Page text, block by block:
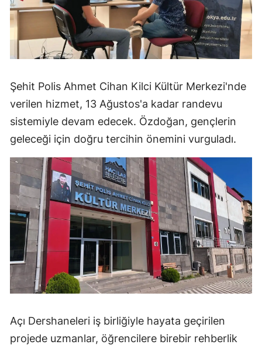
Şehit Polis Ahmet Cihan Kilci Kültür Merkezi'nde
verilen hizmet, 13 Ağustos'a kadar randevu
sistemiyle devam edecek. Özdoğan, gençlerin
geleceği için doğru tercihin önemini vurguladı.
Açı Dershaneleri iş birliğiyle hayata geçirilen
projede uzmanlar, öğrencilere birebir rehberlik